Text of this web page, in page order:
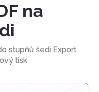
na
stupňů šedi Export
tisk